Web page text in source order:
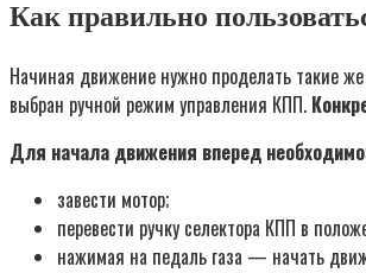
Как правильно
Начиная движение нужно проделать такие же
выбран ручной режим управления КПП.
Для начала движения вперед
завести мотор;
перевести ручку селектора КПП в
нажимая на педаль газа — начать